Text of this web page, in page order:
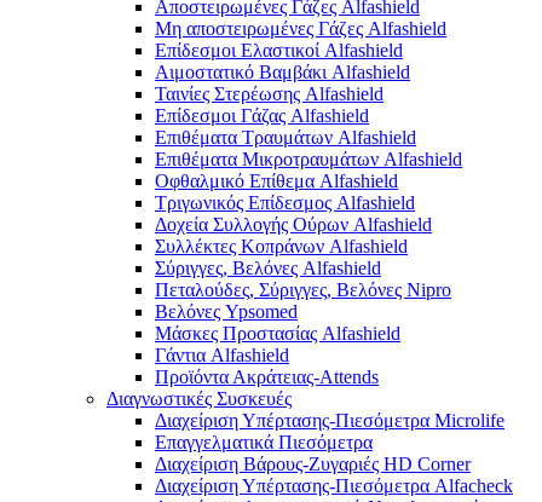
Αποστειρωμένες Γάζες Alfashield
Μη αποστειρωμένες Γάζες Alfashield
Επίδεσμοι Ελαστικοί Alfashield
Αιμοστατικό Βαμβάκι Alfashield
Ταινίες Στερέωσης Alfashield
Επίδεσμοι Γάζας Alfashield
Επιθέματα Τραυμάτων Alfashield
Επιθέματα Μικροτραυμάτων Alfashield
Οφθαλμικό Eπίθεμα Alfashield
Τριγωνικός Επίδεσμος Alfashield
Δοχεία Συλλογής Ούρων Alfashield
Συλλέκτες Κοπράνων Alfashield
Σύριγγες, Βελόνες Alfashield
Πεταλούδες, Σύριγγες, Βελόνες Nipro
Βελόνες Ypsomed
Μάσκες Προστασίας Alfashield
Γάντια Alfashield
Προϊόντα Ακράτειας-Attends
Διαγνωστικές Συσκευές
Διαχείριση Υπέρτασης-Πιεσόμετρα Microlife
Επαγγελματικά Πιεσόμετρα
Διαχείριση Βάρους-Ζυγαριές HD Corner
Διαχείριση Υπέρτασης-Πιεσόμετρα Alfacheck